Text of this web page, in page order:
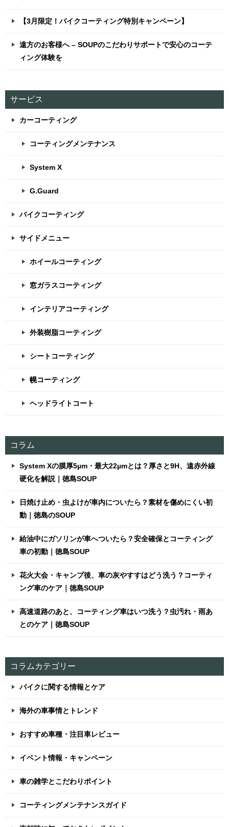
【3月限定！バイクコーティング特別キャンペーン】
遠方のお客様へ – SOUPのこだわりサポートで安心のコーテ
ィング体験を
サービス
カーコーティング
コーティングメンテナンス
System X
G.Guard
バイクコーティング
サイドメニュー
ホイールコーティング
窓ガラスコーティング
インテリアコーティング
外装樹脂コーティング
シートコーティング
幌コーティング
ヘッドライトコート
コラム
System Xの膜厚5µm・最大22µmとは？厚さと9H、遠赤外線
硬化を解説｜徳島SOUP
日焼け止め・虫よけが車内についたら？素材を傷めにくい初
動｜徳島のSOUP
給油中にガソリンが車へついたら？安全確保とコーティング
車の初動｜徳島SOUP
花火大会・キャンプ後、車の灰やすすはどう洗う？コーティ
ング車のケア｜徳島SOUP
高速道路のあと、コーティング車はいつ洗う？虫汚れ・雨あ
とのケア｜徳島SOUP
コラムカテゴリー
バイクに関する情報とケア
海外の車事情とトレンド
おすすめ車種・注目車レビュー
イベント情報・キャンペーン
車の雑学とこだわりポイント
コーティングメンテナンスガイド